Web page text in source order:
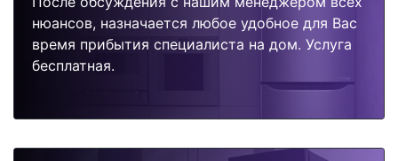
нюансов, назначается любое удобное для Вас
время прибытия специалиста на дом. Услуга
бесплатная.